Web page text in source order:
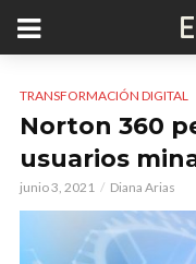
TRANSFORMACIÓN DIGITAL
Norton 360
usuarios
junio 3, 2021 Diana Arias